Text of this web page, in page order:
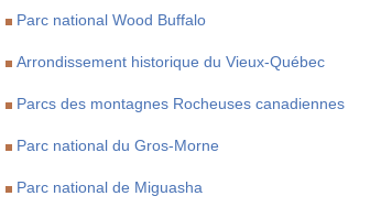
Parc national Wood Buffalo
Arrondissement historique du Vieux-Québec
Parcs des montagnes Rocheuses canadiennes
Parc national du Gros-Morne
Parc national de Miguasha